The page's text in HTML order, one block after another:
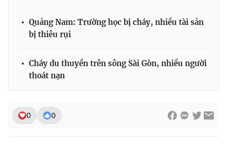
Quảng Nam: Trường học bị cháy, nhiều tài sản
bị thiêu rụi
Cháy du thuyền trên sông Sài Gòn, nhiều người
thoát nạn
0 0